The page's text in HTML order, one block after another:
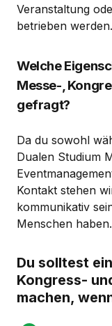
Veranstaltung
betrieben werden.
Welche
Messe-,
gefragt?
Da du sowohl
Dualen Studium
Kontakt stehen
kommunikativ
Menschen haben.
Du solltest
Kongress-
machen,